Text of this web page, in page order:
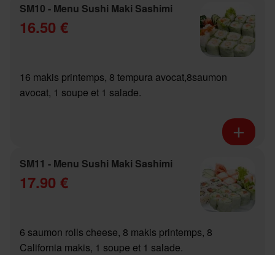
SM10 - Menu Sushi Maki Sashimi
16.50 €
16 makis printemps, 8 tempura avocat,8saumon
avocat, 1 soupe et 1 salade.
SM11 - Menu Sushi Maki Sashimi
17.90 €
6 saumon rolls cheese, 8 makis printemps, 8
California makis, 1 soupe et 1 salade.